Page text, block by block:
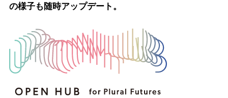
の様子も随時アップデート。